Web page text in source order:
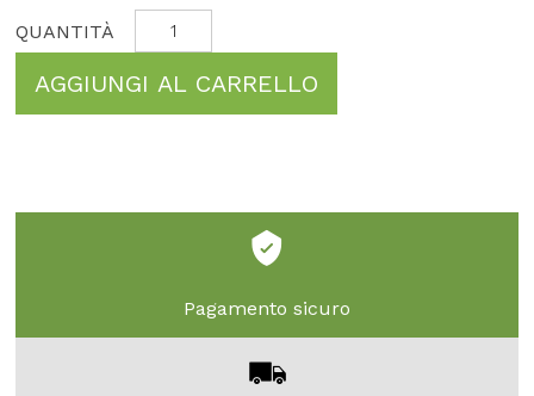
AGGIUNGI AL CARRELLO
Pagamento sicuro